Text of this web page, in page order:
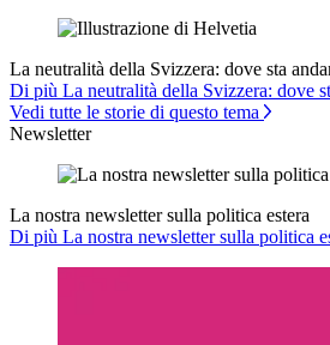
La neutralità della Svizzera: dove sta
Di più La neutralità della Svizzera: dove
Vedi tutte le storie di questo tema
Newsletter
La nostra newsletter sulla politica estera
Di più La nostra newsletter sulla politica